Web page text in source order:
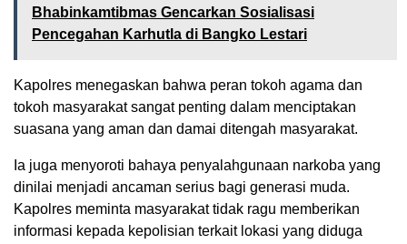
Bhabinkamtibmas Gencarkan Sosialisasi
Pencegahan Karhutla di Bangko Lestari
Kapolres menegaskan bahwa peran tokoh agama dan
tokoh masyarakat sangat penting dalam menciptakan
suasana yang aman dan damai ditengah masyarakat.
Ia juga menyoroti bahaya penyalahgunaan narkoba yang
dinilai menjadi ancaman serius bagi generasi muda.
Kapolres meminta masyarakat tidak ragu memberikan
informasi kepada kepolisian terkait lokasi yang diduga